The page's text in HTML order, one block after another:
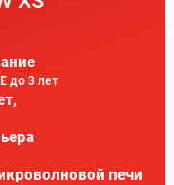
до 3 лет
печи